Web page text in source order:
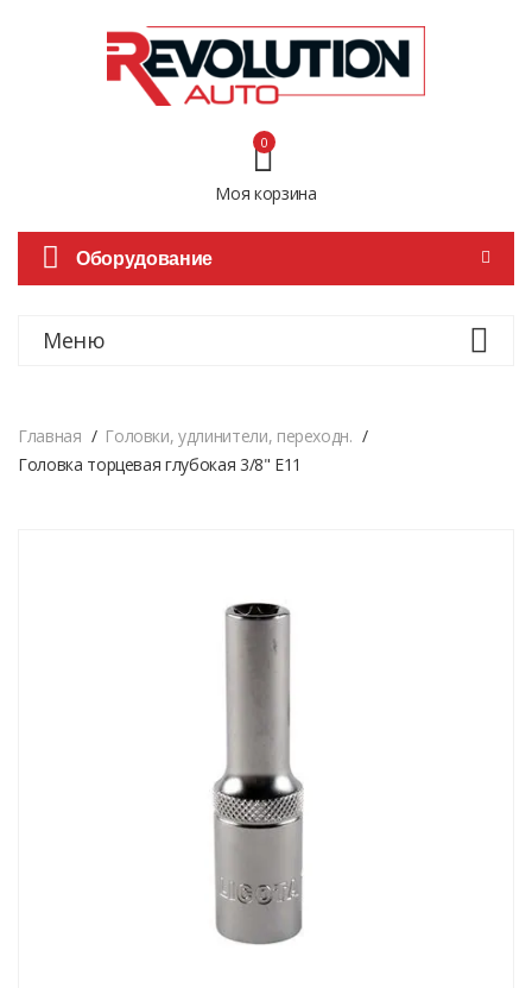
Моя корзина
0
Оборудование
Меню
Главная
Головки, удлинители, переходн.
Головка торцевая глубокая 3/8" Е11